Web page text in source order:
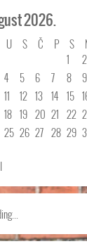
2026.
U S Č P S
1
2
4 5 6 7 8
9
11 12 13 14 15
18 19 20 21 22
25 26 27 28 29